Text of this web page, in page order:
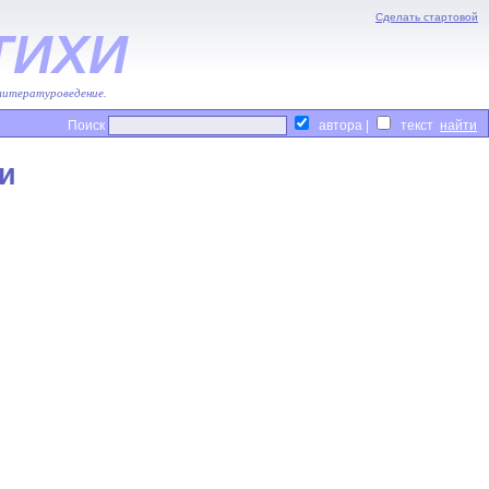
Сделать стартовой
Поиск автора | текст